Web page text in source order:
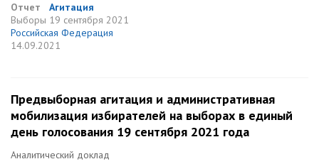
Отчет
Агитация
Выборы 19 сентября 2021
Российская Федерация
14.09.2021
Предвыборная агитация и административная
мобилизация избирателей на выборах в единый
день голосования 19 сентября 2021 года
Аналитический доклад